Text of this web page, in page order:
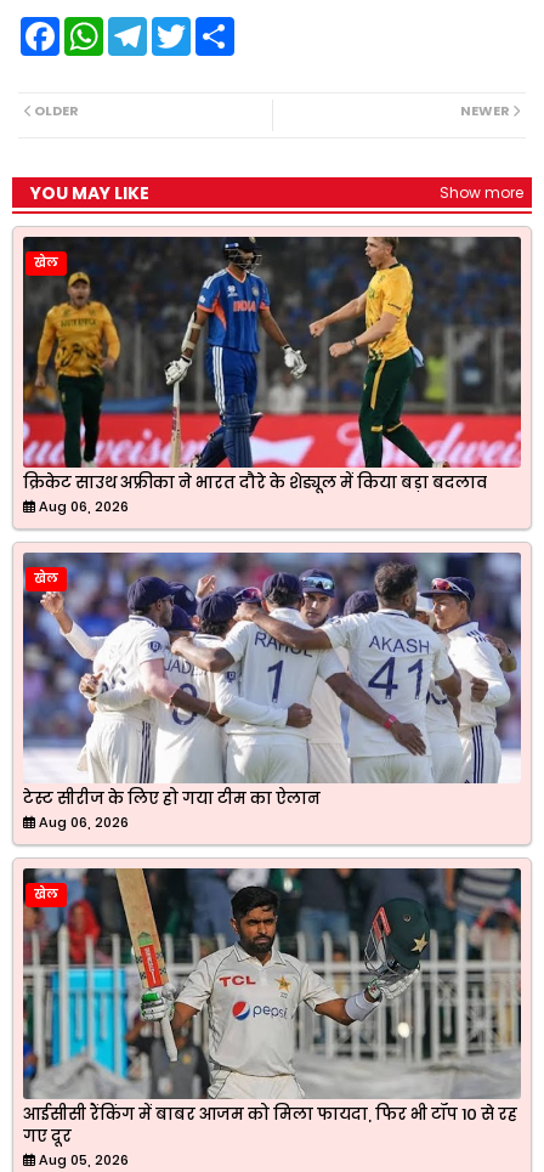
F
a
b
o
W
T
e
T
w
NEWER
OLDER
YOU MAY LIKE Show more
खेल
क्रिकेट साउथ अफ्रीका ने भारत दौरे के शेड्यूल में किया बड़ा बदलाव
Aug 06, 2026
खेल
टेस्ट सीरीज के लिए हो गया टीम का ऐलान
Aug 06, 2026
खेल
आईसीसी रैंकिंग में बाबर आजम को मिला फायदा, फिर भी टॉप 10 से रह
गए दूर
Aug 05, 2026